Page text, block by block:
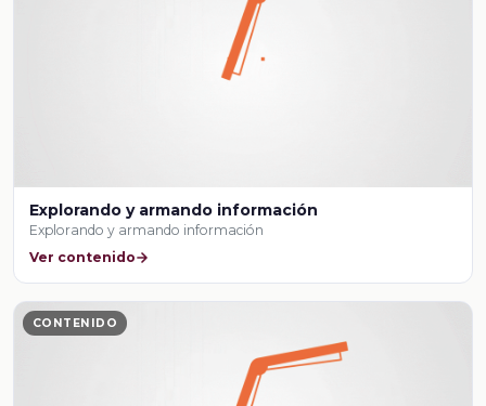
Explorando y armando información
Explorando y armando información
Ver contenido
CONTENIDO